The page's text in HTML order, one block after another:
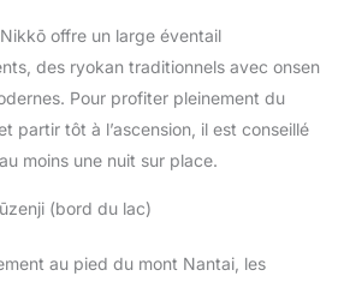
offre un large éventail
des ryokan traditionnels avec onsen
Pour profiter pleinement du
partir tôt à l’ascension, il est conseillé
moins une nuit sur place.
(bord du lac)
au pied du mont Nantai, les